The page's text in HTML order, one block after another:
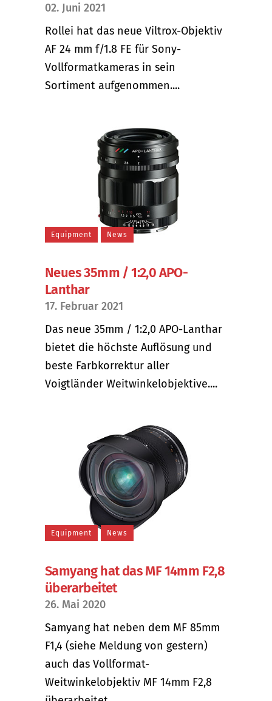
02. Juni 2021
Rollei hat das neue Viltrox-Objektiv
AF 24 mm f/1.8 FE für Sony-
Vollformatkameras in sein
Sortiment aufgenommen....
Equipment News
Neues 35mm / 1:2,0 APO-
Lanthar
17. Februar 2021
Das neue 35mm / 1:2,0 APO-Lanthar
bietet die höchste Auflösung und
beste Farbkorrektur aller
Voigtländer Weitwinkelobjektive....
Equipment News
Samyang hat das MF 14mm F2,8
überarbeitet
26. Mai 2020
Samyang hat neben dem MF 85mm
F1,4 (siehe Meldung von gestern)
auch das Vollformat-
Weitwinkelobjektiv MF 14mm F2,8